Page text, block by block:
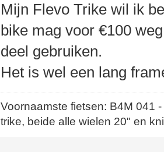
Mijn Flevo Trike wil ik
bike mag voor €100
deel gebruiken.
Het is wel een lang
Voornaamste fietsen: B4M
trike, beide alle wielen 20" en